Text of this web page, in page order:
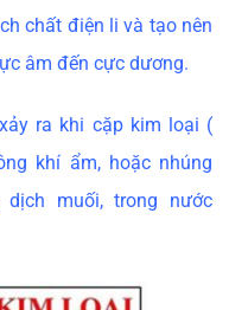
chất điện li và tạo nên
âm đến cực dương.
ra khi cặp kim loại (
khí ẩm, hoặc nhúng
muối, trong nước